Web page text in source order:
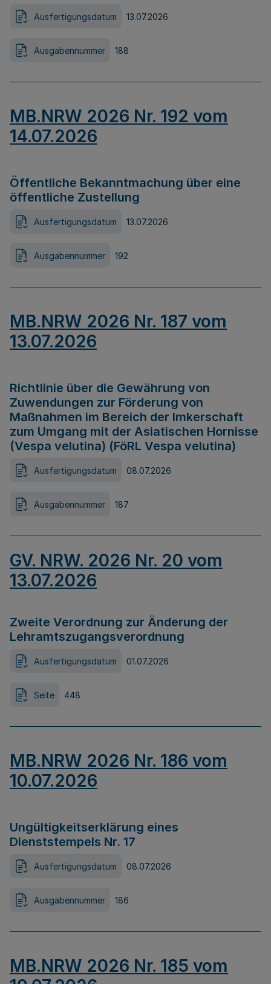
Ausfertigungsdatum 13.07.2026
Ausgabennummer 188
MB.NRW 2026 Nr. 192 vom
14.07.2026
Öffentliche Bekanntmachung über eine
öffentliche Zustellung
Ausfertigungsdatum 13.07.2026
Ausgabennummer 192
MB.NRW 2026 Nr. 187 vom
13.07.2026
Richtlinie über die Gewährung von
Zuwendungen zur Förderung von
Maßnahmen im Bereich der Imkerschaft
zum Umgang mit der Asiatischen Hornisse
(Vespa velutina) (FöRL Vespa velutina)
Ausfertigungsdatum 08.07.2026
Ausgabennummer 187
GV. NRW. 2026 Nr. 20 vom
13.07.2026
Zweite Verordnung zur Änderung der
Lehramtszugangsverordnung
Ausfertigungsdatum 01.07.2026
Seite 448
MB.NRW 2026 Nr. 186 vom
10.07.2026
Ungültigkeitserklärung eines
Dienststempels Nr. 17
Ausfertigungsdatum 08.07.2026
Ausgabennummer 186
MB.NRW 2026 Nr. 185 vom